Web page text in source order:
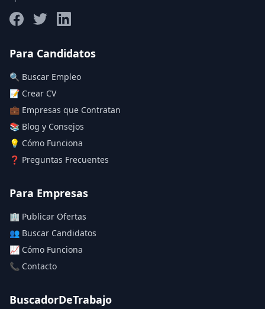
Deja vacío para "sin límite"
Aplicar filtros
Para Candidatos
🔍 Buscar Empleo
📝 Crear CV
💼 Empresas que Contratan
📚 Blog y Consejos
💡 Cómo Funciona
❓ Preguntas Frecuentes
Para Empresas
🏢 Publicar Ofertas
👥 Buscar Candidatos
📈 Cómo Funciona
📞 Contacto
BuscadorDeTrabajo